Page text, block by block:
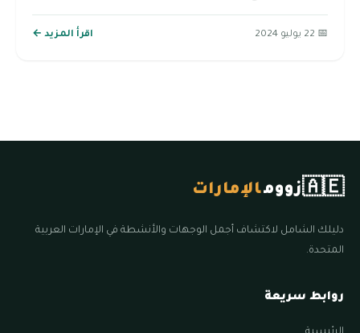
📅 22 يوليو 2024 اقرأ المزيد ←
🇦🇪زوومالإمارات
دليلك الشامل لاكتشاف أجمل الوجهات والأنشطة في الإمارات العربية
المتحدة.
روابط سريعة